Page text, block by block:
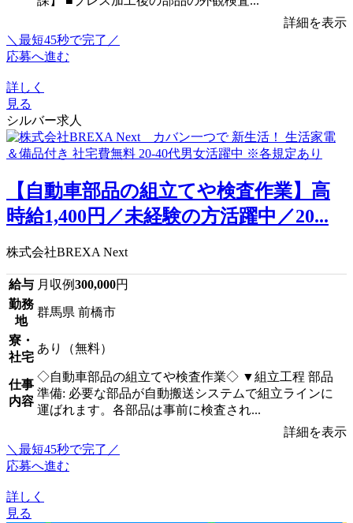
詳細を表示
＼最短45秒で完了／
応募へ進む
詳しく
見る
シルバー求人
【自動車部品の組立てや検査作業】高
時給1,400円／未経験の方活躍中／20...
株式会社BREXA Next
給与 月収例300,000円
勤務
地
群馬県 前橋市
寮・
社宅
あり（無料）
仕事
内容
◇自動車部品の組立てや検査作業◇ ▼組立工程 部品
準備: 必要な部品が自動搬送システムで組立ラインに
運ばれます。各部品は事前に検査され...
詳細を表示
＼最短45秒で完了／
応募へ進む
詳しく
見る